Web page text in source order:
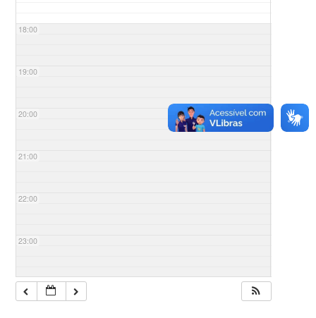
18:00
19:00
20:00
21:00
22:00
23:00